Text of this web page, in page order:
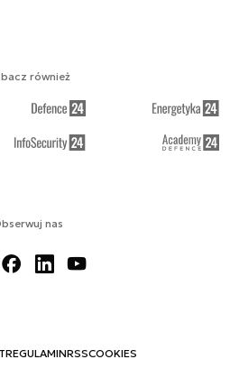
nas
REGULAMINRSSCOOKIES
również